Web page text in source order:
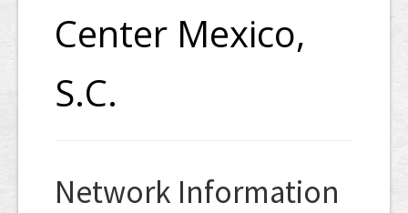
Center Mexico,
S.C.
Network Information